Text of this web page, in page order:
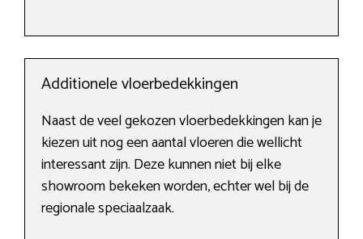
Additionele vloerbedekkingen
Naast de veel gekozen vloerbedekkingen kan je
kiezen uit nog een aantal vloeren die wellicht
interessant zijn. Deze kunnen niet bij elke
showroom bekeken worden, echter wel bij de
regionale speciaalzaak.